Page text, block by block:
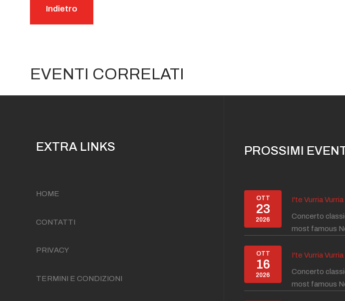
Indietro
EVENTI CORRELATI
EXTRA LINKS
HOME
CONTATTI
PRIVACY
TERMINI E CONDIZIONI
PROSSIMI
OTT
23
2026
I'te Vurria Vurria
Concerto
most famous
OTT
16
2026
I'te Vurria Vurria
Concerto
most famous